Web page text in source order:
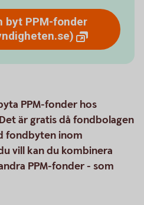
byt PPM-fonder
PPM-fonder hos
är gratis då fondbolagen
fondbyten inom
vill kan du kombinera
PPM-fonder - som